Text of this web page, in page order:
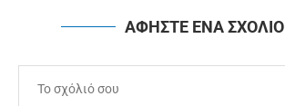
ΑΦΗΣΤΕ ΕΝΑ ΣΧΟΛΙΟ